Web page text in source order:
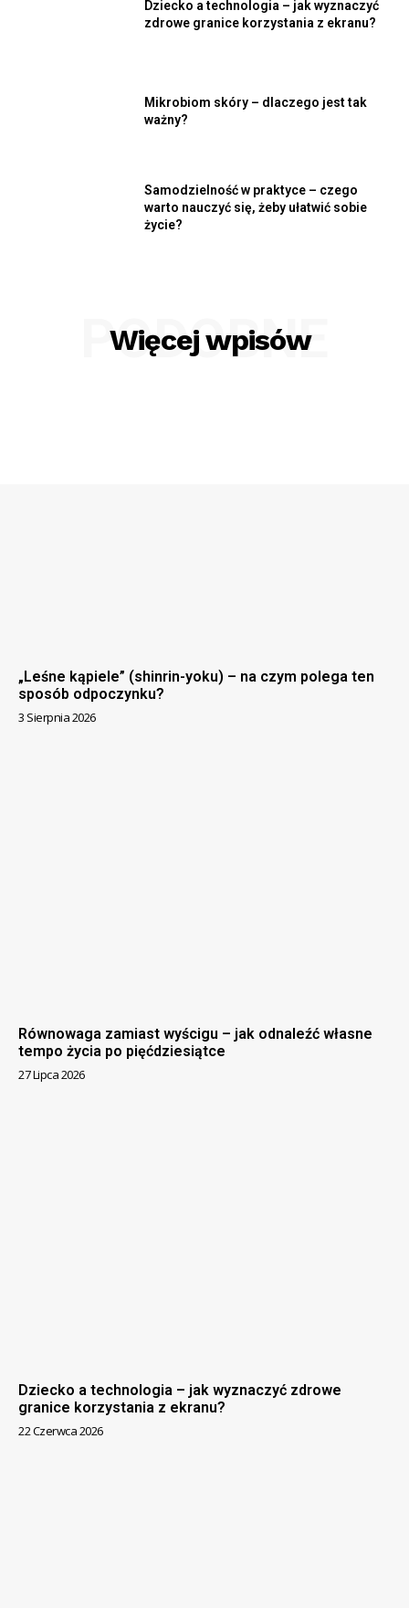
Dziecko a technologia – jak wyznaczyć
zdrowe granice korzystania z ekranu?
Mikrobiom skóry – dlaczego jest tak
ważny?
Samodzielność w praktyce – czego
warto nauczyć się, żeby ułatwić sobie
życie?
Więcej wpisów
PODOBNE
„Leśne kąpiele” (shinrin-yoku) – na czym polega ten
sposób odpoczynku?
3 Sierpnia 2026
Równowaga zamiast wyścigu – jak odnaleźć własne
tempo życia po pięćdziesiątce
27 Lipca 2026
Dziecko a technologia – jak wyznaczyć zdrowe
granice korzystania z ekranu?
22 Czerwca 2026